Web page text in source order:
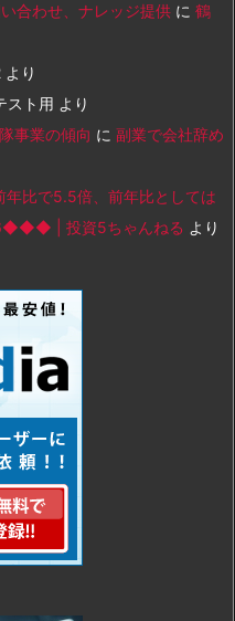
合わせ、ナレッジ提供 に 鶴
より
スト用 より
事業の傾向 に 副業で会社辞め
年比で5.5倍、前年比としては
| 投資5ちゃんねる より